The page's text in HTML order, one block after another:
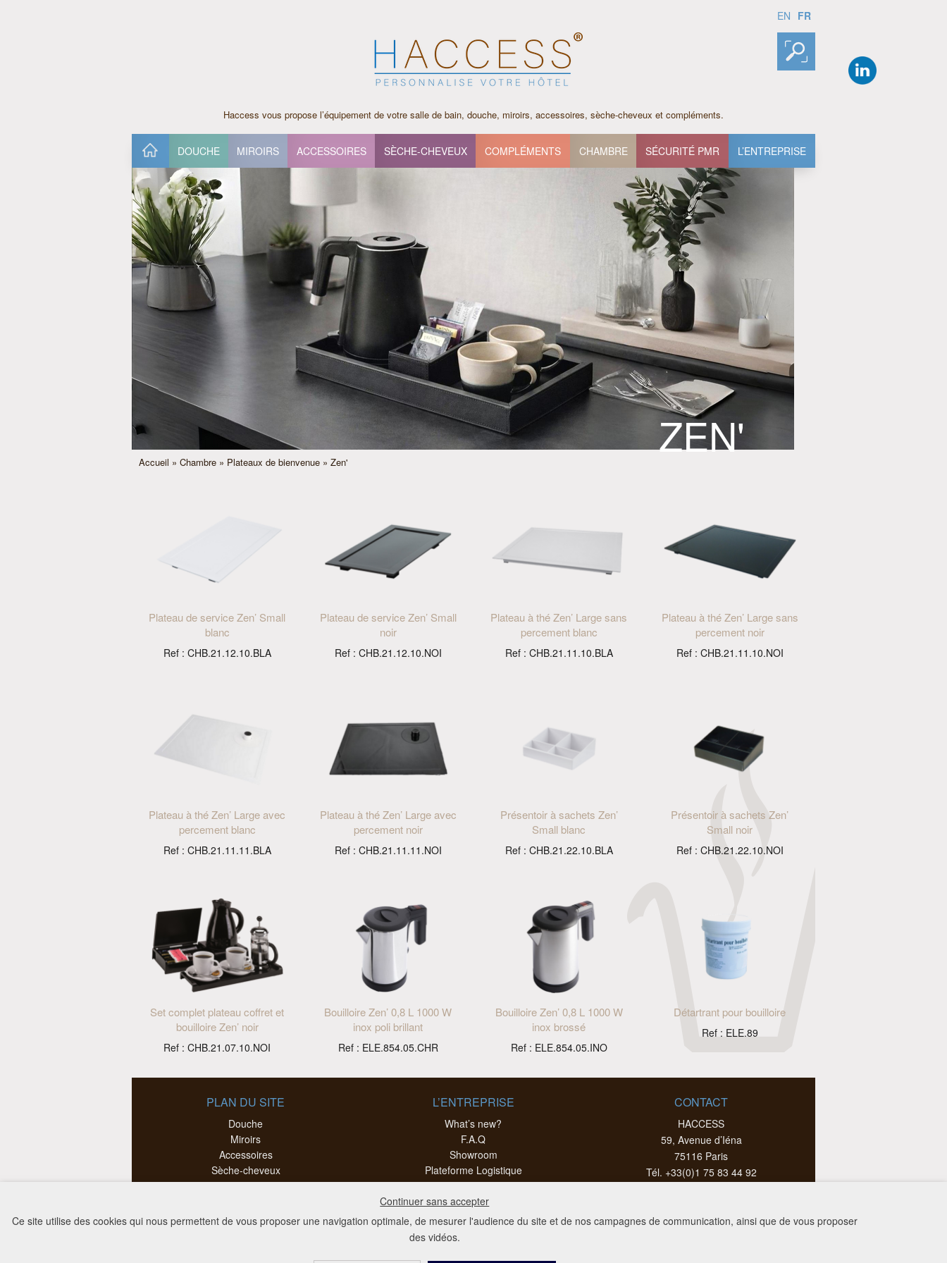
EN FR
Haccess vous propose l’équipement de votre salle de bain, douche, miroirs, accessoires, sèche-cheveux et compléments.
DOUCHE MIROIRS ACCESSOIRES SÈCHE-CHEVEUX COMPLÉMENTS CHAMBRE SÉCURITÉ PMR L’ENTREPRISE
ZEN'
Accueil » Chambre » Plateaux de bienvenue » Zen'
Plateau de service Zen’ Small
blanc
Ref : CHB.21.12.10.BLA
Plateau de service Zen’ Small
noir
Ref : CHB.21.12.10.NOI
Plateau à thé Zen’ Large sans
percement blanc
Ref : CHB.21.11.10.BLA
Plateau à thé Zen’ Large sans
percement noir
Ref : CHB.21.11.10.NOI
Plateau à thé Zen’ Large avec
percement blanc
Ref : CHB.21.11.11.BLA
Plateau à thé Zen’ Large avec
percement noir
Ref : CHB.21.11.11.NOI
Présentoir à sachets Zen’
Small blanc
Ref : CHB.21.22.10.BLA
Présentoir à sachets Zen’
Small noir
Ref : CHB.21.22.10.NOI
Set complet plateau coffret et
bouilloire Zen’ noir
Ref : CHB.21.07.10.NOI
Bouilloire Zen’ 0,8 L 1000 W
inox poli brillant
Ref : ELE.854.05.CHR
Bouilloire Zen’ 0,8 L 1000 W
inox brossé
Ref : ELE.854.05.INO
Détartrant pour bouilloire
Ref : ELE.89
PLAN DU SITE
Douche
Miroirs
Accessoires
Sèche-cheveux
Compléments
Sécurité PMR
L’ENTREPRISE
What’s new?
F.A.Q
Showroom
Plateforme Logistique
Bureau d’Etude et Mise en Oeuvre
CGV
Mentions légales
CONTACT
HACCESS
59, Avenue d’Iéna
75116 Paris
Tél. +33(0)1 75 83 44 92
Paramètre des cookies
Continuer sans accepter
Ce site utilise des cookies qui nous permettent de vous proposer une navigation optimale, de mesurer l'audience du site et de nos campagnes de communication, ainsi que de vous proposer
des vidéos.